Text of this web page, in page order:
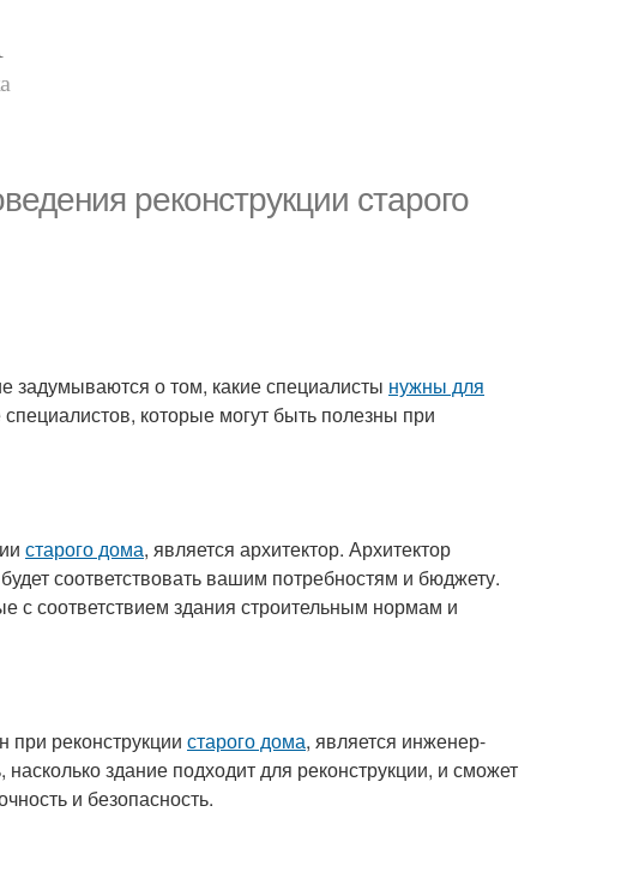
реконструкции старого
задумываются о том, какие специалисты нужны для
которые могут быть полезны при
старого дома, является архитектор. Архитектор
соответствовать вашим потребностям и бюджету.
соответствием здания строительным нормам и
реконструкции старого дома, является инженер-
здание подходит для реконструкции, и сможет
и безопасность.